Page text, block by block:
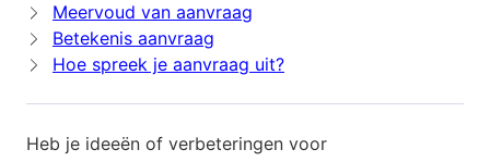
Meervoud van aanvraag
Betekenis aanvraag
Hoe spreek je aanvraag uit?
Heb je ideeën of verbeteringen voor